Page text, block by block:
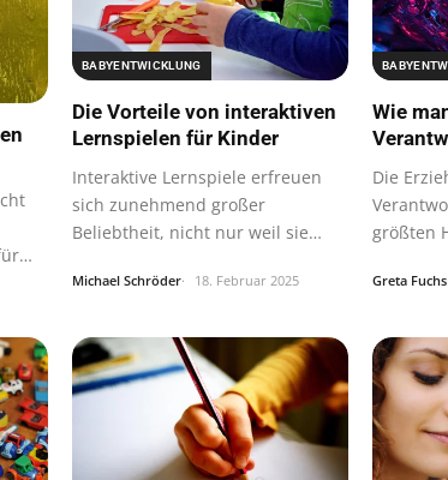
BABYENTWICKLUNG
Die Vorteile von interaktiven
Lernspielen für Kinder
Interaktive Lernspiele erfreuen
sich zunehmend großer
Beliebtheit, nicht nur weil sie
Michael Schröder 18. Februar 2025
Wie
Die
größten
Greta Fuchs